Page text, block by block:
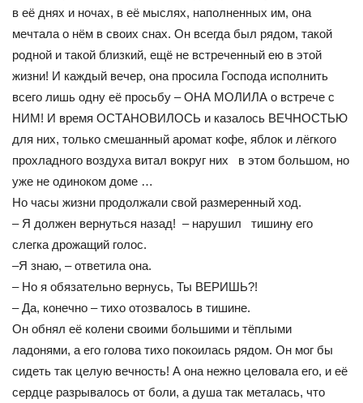
в её днях и ночах, в её мыслях, наполненных им, она
мечтала о нём в своих снах. Он всегда был рядом, такой
родной и такой близкий, ещё не встреченный ею в этой
жизни! И каждый вечер, она просила Господа исполнить
всего лишь одну её просьбу – ОНА МОЛИЛА о встрече с
НИМ! И время ОСТАНОВИЛОСЬ и казалось ВЕЧНОСТЬЮ
для них, только смешанный аромат кофе, яблок и лёгкого
прохладного воздуха витал вокруг них в этом большом, но
уже не одиноком доме …
Но часы жизни продолжали свой размеренный ход.
– Я должен вернуться назад! – нарушил тишину его
слегка дрожащий голос.
–Я знаю, – ответила она.
– Но я обязательно вернусь, Ты ВЕРИШЬ?!
– Да, конечно – тихо отозвалось в тишине.
Он обнял её колени своими большими и тёплыми
ладонями, а его голова тихо покоилась рядом. Он мог бы
сидеть так целую вечность! А она нежно целовала его, и её
сердце разрывалось от боли, а душа так металась, что